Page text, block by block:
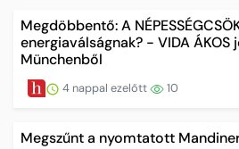
Megdöbbentő: A
energiaválságnak? - VIDA ÁKOS
Münchenből
4 nappal ezelőtt 10
Megszűnt a nyomtatott